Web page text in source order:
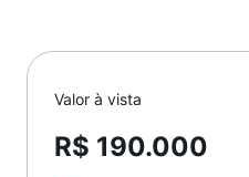
Valor à vista
R$ 190.000